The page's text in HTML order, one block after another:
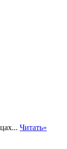
Читать»